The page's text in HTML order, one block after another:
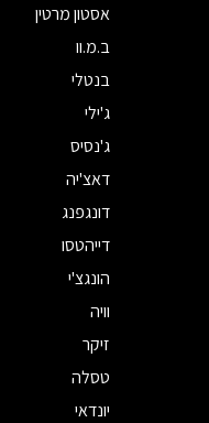
אסטון מרטין
ב.מ.וו
בנטלי
ג'ילי
ג'נסיס
דאצ'יה
דונגפנג
דייהטסו
הונגצ'י
וויה
זיקר
טסלה
יונדאי